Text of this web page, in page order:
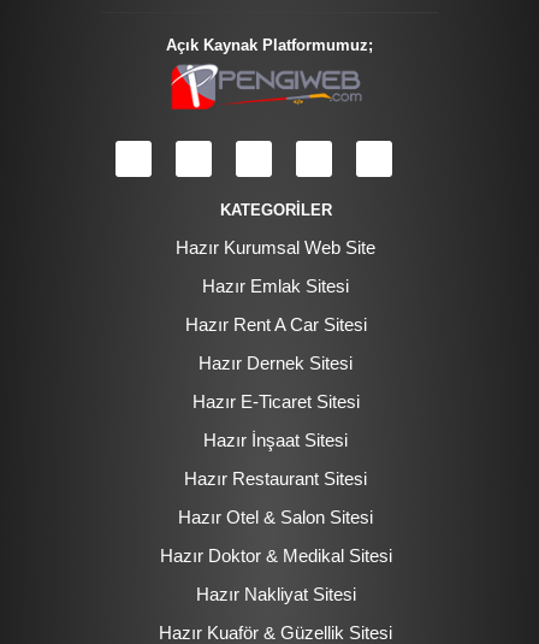
Açık Kaynak Platformumuz;
KATEGORİLER
Hazır Kurumsal Web Site
Hazır Emlak Sitesi
Hazır Rent A Car Sitesi
Hazır Dernek Sitesi
Hazır E-Ticaret Sitesi
Hazır İnşaat Sitesi
Hazır Restaurant Sitesi
Hazır Otel & Salon Sitesi
Hazır Doktor & Medikal Sitesi
Hazır Nakliyat Sitesi
Hazır Kuaför & Güzellik Sitesi